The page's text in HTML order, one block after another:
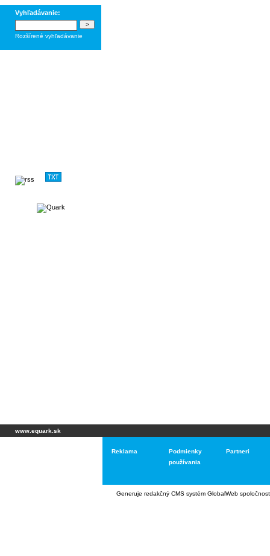
Vyhľadávanie:
Rozšírené vyhľadávanie
www.equark.sk
Reklama
Podmienky
používania
Partneri
Generuje redakčný CMS systém GlobalWeb